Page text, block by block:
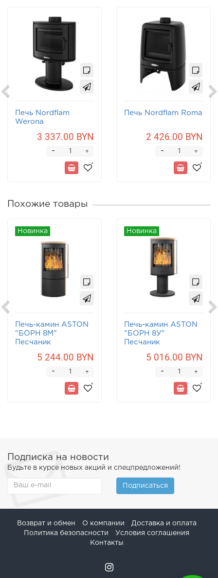
Печь Nordflam
Werona
3 337.00 BYN
+
-
Печь Nordflam Roma
2 426.00 BYN
+
-
Похожие товары
Новинка
Печь-камин ASTON
"БОРН 8М"
Песчаник
5 244.00 BYN
+
-
Новинка
Печь-камин ASTON
"БОРН 8У"
Песчаник
5 016.00 BYN
+
-
Подписка на новости
Будьте в курсе новых акций и спецпредложений!
Подписаться
Возврат и обмен О компании
Доставка и оплата
Политика безопасности
Условия соглашения
Контакты